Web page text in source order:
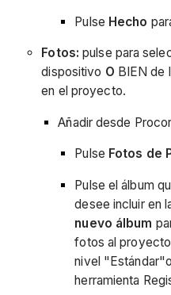
Pulse Hecho
Fotos: pulse para
dispositivo O BIEN de
en el proyecto.
Añadir desde
Pulse Fotos de
Pulse el álbum
desee incluir en
nuevo álbum
fotos al
nivel
herramienta